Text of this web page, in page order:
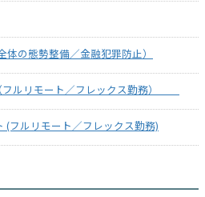
体の態勢整備／金融犯罪防止）
フルリモート／フレックス勤務）
(フルリモート／フレックス勤務)